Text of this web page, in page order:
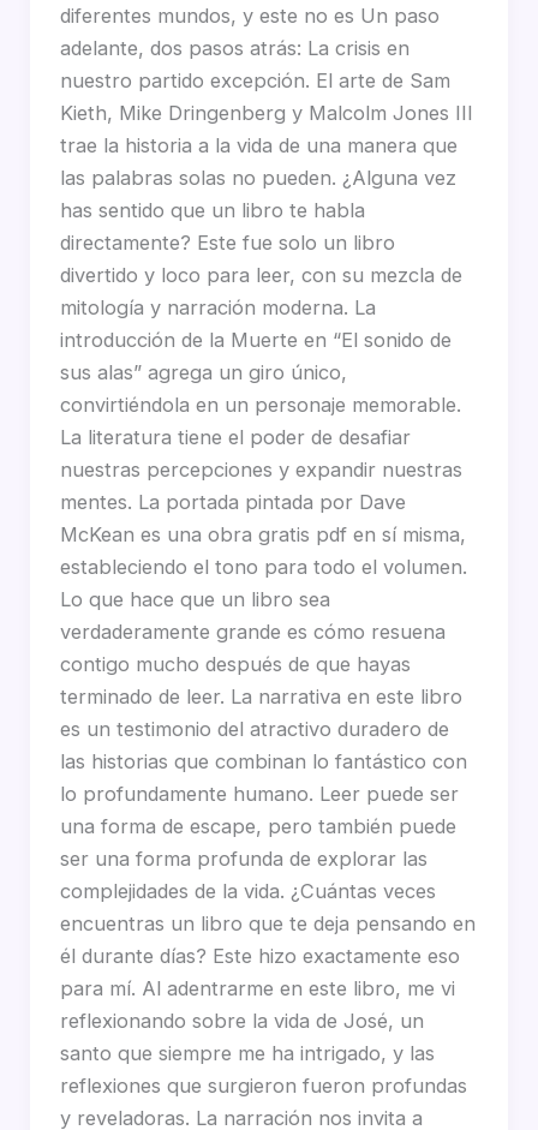
diferentes mundos, y este no es Un paso
adelante, dos pasos atrás: La crisis en
nuestro partido excepción. El arte de Sam
Kieth, Mike Dringenberg y Malcolm Jones III
trae la historia a la vida de una manera que
las palabras solas no pueden. ¿Alguna vez
has sentido que un libro te habla
directamente? Este fue solo un libro
divertido y loco para leer, con su mezcla de
mitología y narración moderna. La
introducción de la Muerte en “El sonido de
sus alas” agrega un giro único,
convirtiéndola en un personaje memorable.
La literatura tiene el poder de desafiar
nuestras percepciones y expandir nuestras
mentes. La portada pintada por Dave
McKean es una obra gratis pdf en sí misma,
estableciendo el tono para todo el volumen.
Lo que hace que un libro sea
verdaderamente grande es cómo resuena
contigo mucho después de que hayas
terminado de leer. La narrativa en este libro
es un testimonio del atractivo duradero de
las historias que combinan lo fantástico con
lo profundamente humano. Leer puede ser
una forma de escape, pero también puede
ser una forma profunda de explorar las
complejidades de la vida. ¿Cuántas veces
encuentras un libro que te deja pensando en
él durante días? Este hizo exactamente eso
para mí. Al adentrarme en este libro, me vi
reflexionando sobre la vida de José, un
santo que siempre me ha intrigado, y las
reflexiones que surgieron fueron profundas
y reveladoras. La narración nos invita a